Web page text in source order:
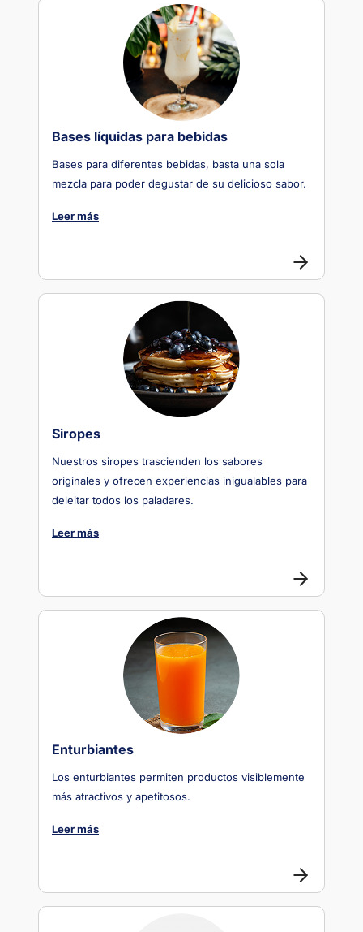
Bases líquidas para bebidas
Bases para diferentes bebidas, basta una sola
mezcla para poder degustar de su delicioso sabor.
Leer más
Siropes
Nuestros siropes trascienden los sabores
originales y ofrecen experiencias inigualables para
deleitar todos los paladares.
Leer más
Enturbiantes
Los enturbiantes permiten productos visiblemente
más atractivos y apetitosos.
Leer más